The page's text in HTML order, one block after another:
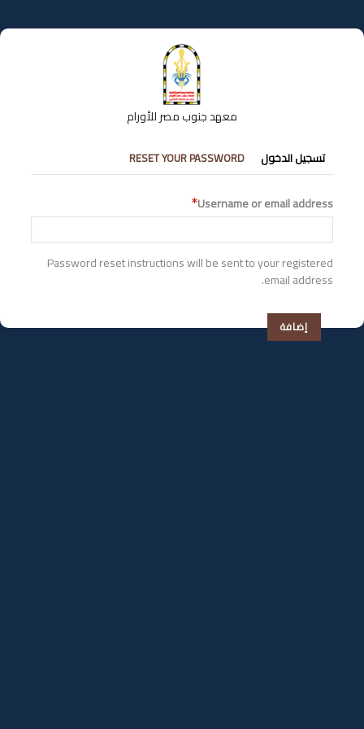
إلى
المحتوى
معهد جنوب مصر للأورام
التبويبات
الأساسية
تسجيل الدخول RESET YOUR PASSWORD
Username or email address
Password reset instructions will be sent to your registered
email address.